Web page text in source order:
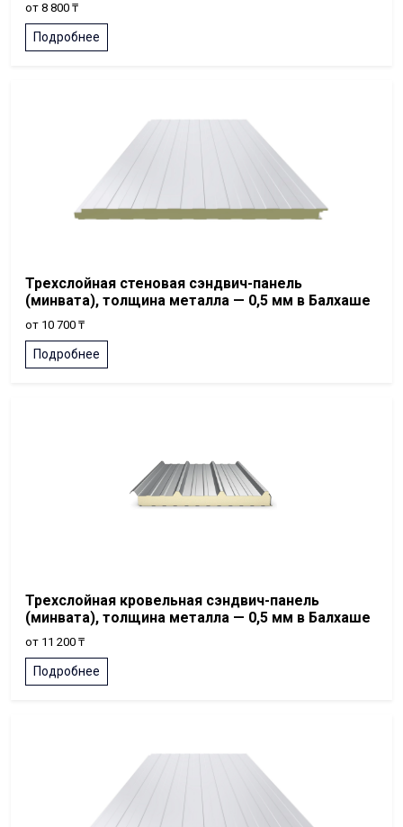
от 8 800 ₸
Подробнее
Трехслойная стеновая сэндвич-панель
(минвата), толщина металла — 0,5 мм в Балхаше
от 10 700 ₸
Подробнее
Трехслойная кровельная сэндвич-панель
(минвата), толщина металла — 0,5 мм в Балхаше
от 11 200 ₸
Подробнее